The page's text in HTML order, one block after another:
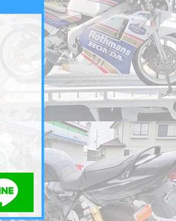
問い合わせLINEでお問い合わせ